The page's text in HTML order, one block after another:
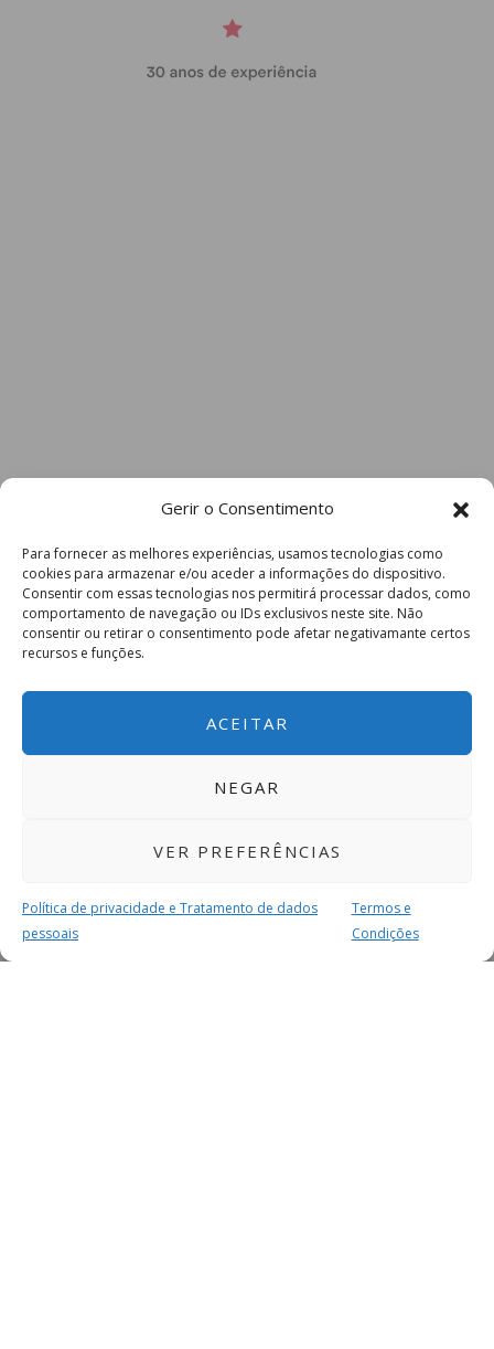
Gerir o Consentimento
Para fornecer as melhores experiências, usamos tecnologias como
cookies para armazenar e/ou aceder a informações do dispositivo.
Consentir com essas tecnologias nos permitirá processar dados, como
comportamento de navegação ou IDs exclusivos neste site. Não
consentir ou retirar o consentimento pode afetar negativamante certos
recursos e funções.
ACEITAR
NEGAR
VER PREFERÊNCIAS
Política de privacidade e Tratamento de dados
pessoais
Termos e
Condições